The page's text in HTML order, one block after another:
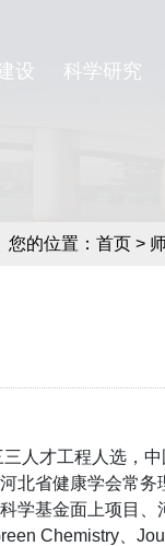
设 科学研究
您的位置： 首页 >
人才工程人选，
北省健康学会常务
学基金面上项目、
Chemistry、